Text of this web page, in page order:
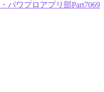
・パワプロアプリ部Part7069